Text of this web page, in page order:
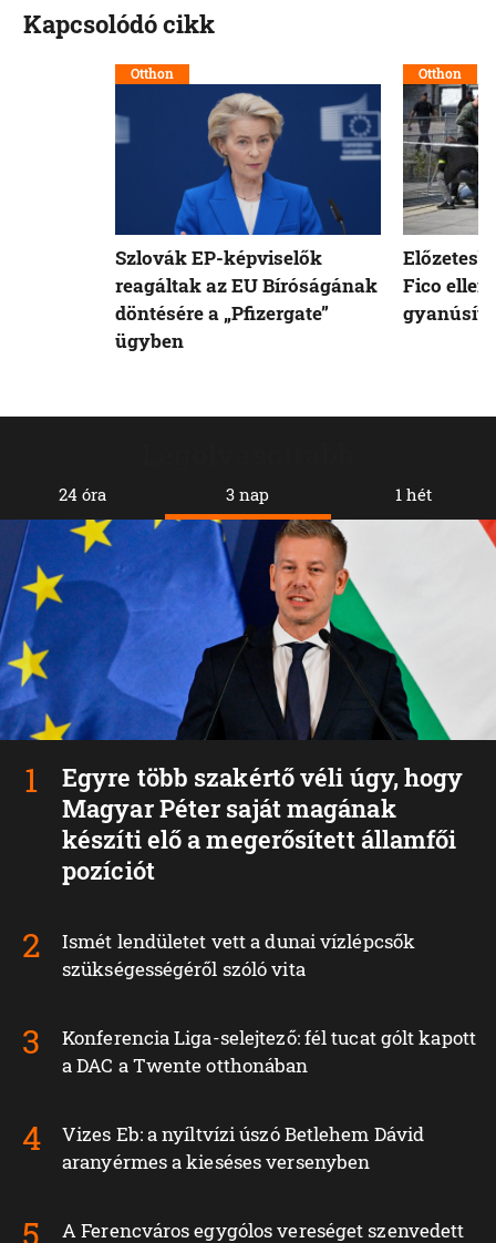
24 óra 3 nap
Egyre több szakértő véli úgy, hogy
Magyar Péter saját magának
készíti elő a megerősített államfői
pozíciót
Ismét lendületet vett a dunai vízlépcsők
szükségességéről szóló vita
Konferencia Liga-selejtező: fél tucat gólt kapott
a DAC a Twente otthonában
Vizes Eb: a nyíltvízi úszó Betlehem Dávid
aranyérmes a kieséses versenyben
A Ferencváros egygólos vereséget szenvedett
1 hét
Kapcsolódó cikk
Otthon
Szlovák EP-képviselők
reagáltak az EU Bíróságának
döntésére a „Pfizergate”
ügyben
Otthon
Fico